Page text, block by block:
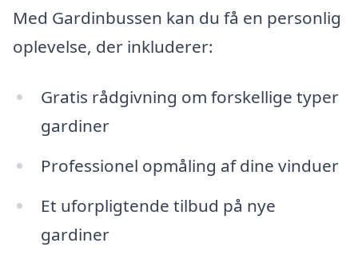
Med Gardinbussen kan du få en personlig
oplevelse, der inkluderer:
Gratis rådgivning om forskellige typer
gardiner
Professionel opmåling af dine vinduer
Et uforpligtende tilbud på nye
gardiner